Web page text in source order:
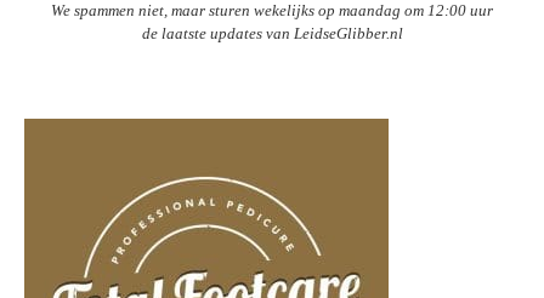
We spammen niet, maar sturen wekelijks op maandag om 12:00 uur
de laatste updates van LeidseGlibber.nl